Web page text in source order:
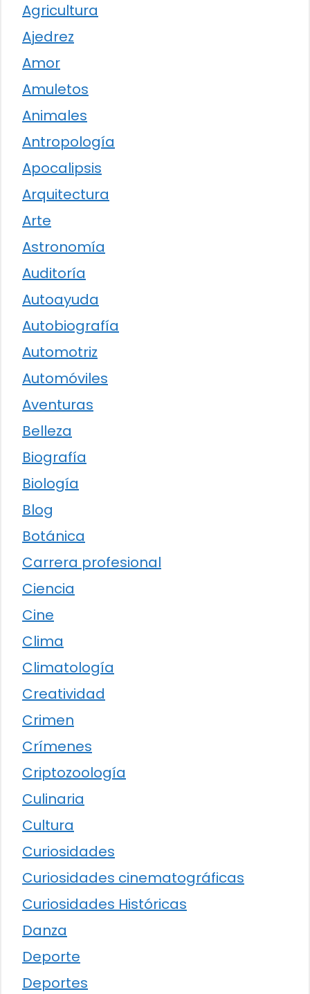
Agricultura
Ajedrez
Amor
Amuletos
Animales
Antropología
Apocalipsis
Arquitectura
Arte
Astronomía
Auditoría
Autoayuda
Autobiografía
Automotriz
Automóviles
Aventuras
Belleza
Biografía
Biología
Blog
Botánica
Carrera profesional
Ciencia
Cine
Clima
Climatología
Creatividad
Crimen
Crímenes
Criptozoología
Culinaria
Cultura
Curiosidades
Curiosidades cinematográficas
Curiosidades Históricas
Danza
Deporte
Deportes